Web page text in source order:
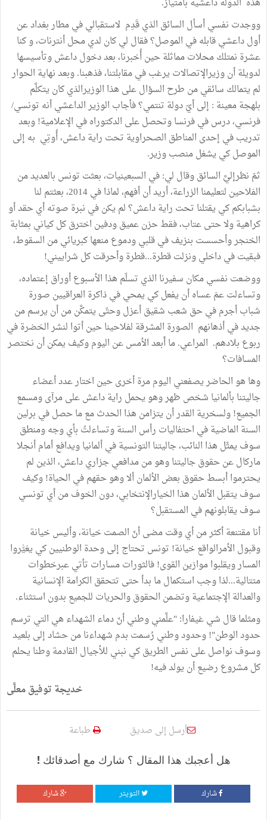
ووجدت نفسي أسأل السائق الذي قَدِم لاستقبالي في مطار بغداد عن
أول داعشي قابله في الموصل؟ فقال لي كان لدي محل أنترنات، و كنا
عشرة نمتلك محلات مماثلة حين أُخبرنا، بعد دخول داعش وتأسيسها
لدويلة أن وزيرالإتصالات يرغب في مقابلتنا، فذهبنا. وبعد نهاية الحوار
لم يتمالك سائقي من طرح السؤال على هذا الوزيرالذي كان يتكلَّم
بلهجة معينة : إلى أيّ دولة تنتمي؟ فأجاب الوزير الداعشي أنه تونسي/
فرنسي، درس في فرنسا وتحصل على الدكتوراه في الإعلامية! وبعد
تدريب في إحدى المناطق الصحراوية تحت راية داعش، أُوتِي به إلى
الموصل كي يشغل منصب وزير.
ثمّ نظرإليَّ السائق وقال لي: في السبعينيات، بعثت تونس بالعديد من
الفلاحين لتعليمنا الزراعة، أريد أن أفهم، لماذا في 2014، بعثتم لنا
بشبابكم كي يقتلنا تحت راية داعش؟ لم يكن في نبرة صوته أي حقد أو
كراهية ولا حتى عتاب، فقط حزن عميق ودفين اخترق كل كياني بمثابة
الخنجر وأحسست بنزيف في قلبي ودموع منعها كبريائي من السقوط،
فبقيت في داخلي ونزلت قطرة...قطرة وأحرقت كل شراييني!
ووضعت نفسي مكان سفيرنا الذي تسلّم هذا الأسبوع أوراق إعتماده،
وتساءلت عمَ عساه أن يفعل كي يمحي في ذاكرة العراقيين صورة
شباب أجرم في حق شعب شقيق أعزل وحتّى يتمكَّن من أن يرسم من
جديد في أذهانهم الصورة المشرقة لفلاحينا حين أتوا لنشر الخضرة في
ربوع بلادهم. المراعي. ما أَبعد الأمس عن اليوم وكيف يمكن أن نختصر
المسافات؟
وها هو الحاضر يصفعني اليوم مرة أخرى حين اختار عدد أعضاء
جاليتنا بألمانيا شخص ظهر وهو يحمل راية داعش على مرآى ومسمع
الجميع! ولسخرية القدر أن يتزامن هذا الحدث مع ما حصل في برلين
السنة الماضية في احتفاليات رأس السنة وتساءلتُ بأي وجه ومنطق
سوف يمثّل هذا النائب، جاليتنا التونسية في ألمانيا ويدافع أمام أنجلا
ماركال عن حقوق جاليتنا وهو من مدافعي جزاري داعش، الذين لم
يحترموا أبسط حقوق بعض الألمان ألا وهو حقهم في الحياة! وكيف
سوف يتقبل الألمان هذا الخيارالإنتخابي، دون الخوف من أي تونسي
سوف يقابلونهم في المستقبل؟
أنا مقتنعة أكثر من أي وقت مضى أنّ الصمت خيانة، وأليس خيانة
وقبول الأمرالواقع خيانة! تونس تحتاج إلى وحدة الوطنيين كي يغيّٰروا
المسار ويقلبوا موازين القوى! فالثورات مسارات تأتي عبرخطوات
متتالية...لذا وجب استكمال ما بدأ حتى تتحقق الكرامة الإنسانية
والعدالة الإجتماعية وتضمن الحقوق والحريات للجميع بدون استثناء.
ومثلما قال شي غيفارا: "علَّمني وطني أنّ دماء الشهداء هي التي ترسم
حدود الوطن"! وحدود وطني رُسمت بدم شهداءنا من حشاد إلى بلعيد
وسوف نواصل على نفس الطريق كي نبني للأجيال القادمة وطنا يحلم
كل مشروع رضيع أن يولد فيه!
خديجة توفيق معلَّى
أرسل إلى صديق طباعة
هل أعجبك هذا المقال ؟ شارك مع أصدقائك !
شارك التويتر شارك